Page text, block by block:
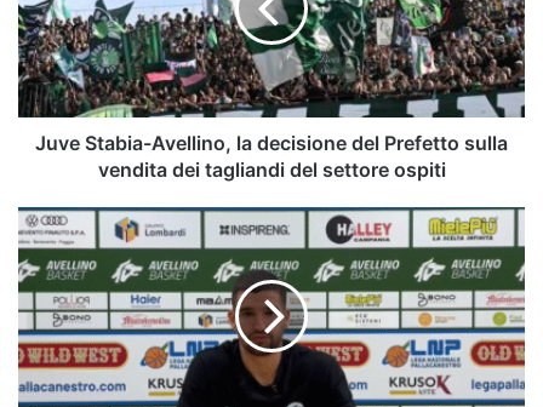
decisione
del
Prefetto
sulla
vendita
settore
ospiti
Juve Stabia-Avellino, la decisione del Prefetto sulla
vendita dei tagliandi del settore ospiti
VIDEO
|
Avellino
Basket,
Mussini:
"Un
passo
falso